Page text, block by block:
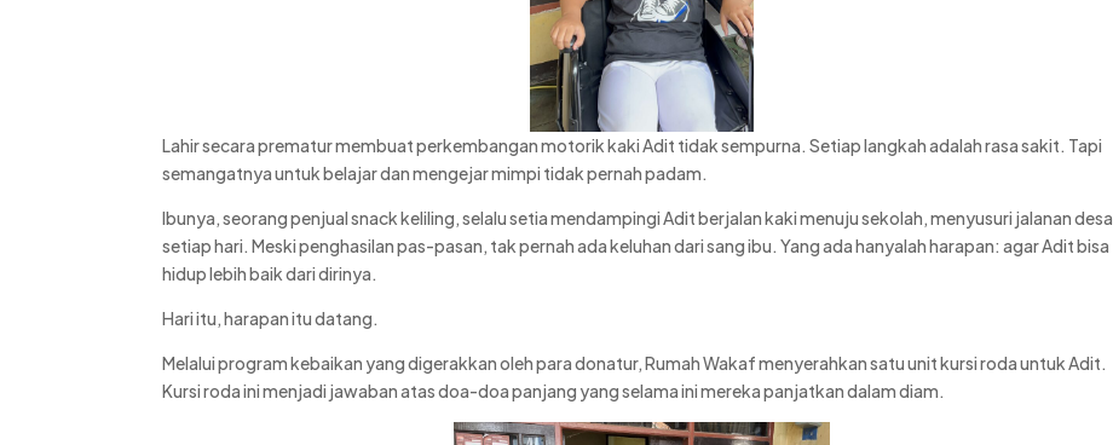
Lahir secara prematur membuat perkembangan motorik kaki Adit tidak sempurna. Setiap langkah adalah rasa sakit. Tapi
semangatnya untuk belajar dan mengejar mimpi tidak pernah padam.
Ibunya, seorang penjual snack keliling, selalu setia mendampingi Adit berjalan kaki menuju sekolah, menyusuri jalanan desa
setiap hari. Meski penghasilan pas-pasan, tak pernah ada keluhan dari sang ibu. Yang ada hanyalah harapan: agar Adit bisa
hidup lebih baik dari dirinya.
Hari itu, harapan itu datang.
Melalui program kebaikan yang digerakkan oleh para donatur, Rumah Wakaf menyerahkan satu unit kursi roda untuk Adit.
Kursi roda ini menjadi jawaban atas doa-doa panjang yang selama ini mereka panjatkan dalam diam.